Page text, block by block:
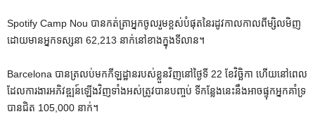
Spotify Camp Nou បានកត់ត្រាអ្នកចូលរួមខ្ពស់បំផុតនៃរដូវកាលកាលពីម្សិលមិញ
ដោយមានអ្នកទស្សនា 62,213 នាក់នៅខាងក្នុងទីលាន។
Barcelona បានត្រលប់មកកីឡដ្ឋានរបស់ខ្លួនវិញនៅថ្ងៃទី 22 ខែវិច្ឆិកា ហើយនៅពេល
ដែលការងារអភិវឌ្ឍន៍ឡើងវិញទាំងអស់ត្រូវបានបញ្ចប់ ទីកន្លែងនេះនឹងអាចផ្ទុកអ្នកគាំទ្រ
បានជិត 105,000 នាក់។